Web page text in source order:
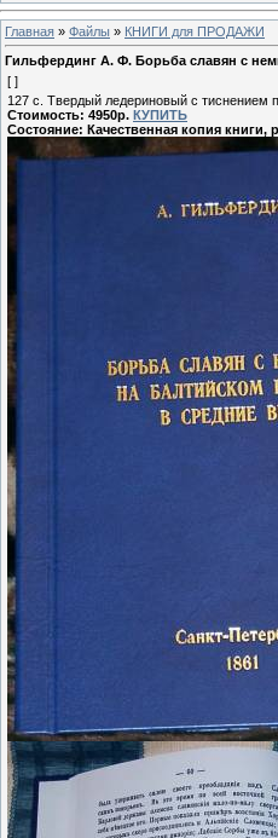
Главная » Файлы » КНИГИ для ПРОДАЖИ
Гильфердинг А. Ф. Борьба славян с
[ ]
127 с. Твердый ледериновый с тиснением
Стоимость: 4950р. КУПИТЬ
Состояние: Качественная копия книги,